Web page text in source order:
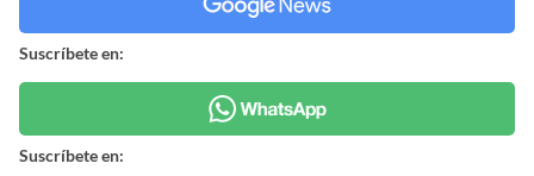
Suscríbete en:
Suscríbete en: